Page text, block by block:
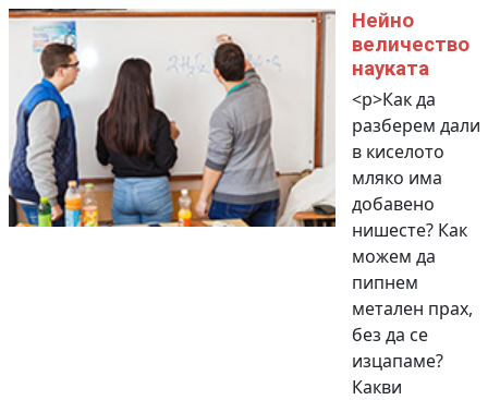
Нейно
величество
науката
<p>Как да
разберем дали
в киселото
мляко има
добавено
нишесте? Как
можем да
пипнем
метален прах,
без да се
изцапаме?
Какви